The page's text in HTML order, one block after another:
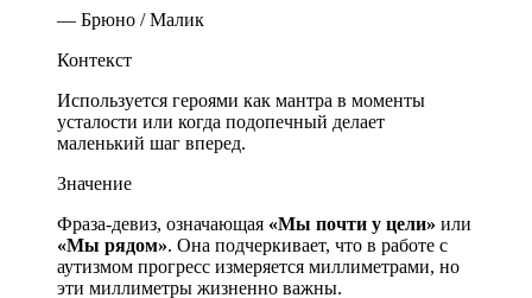
— Брюно / Малик
Контекст
Используется героями как мантра в моменты
усталости или когда подопечный делает
маленький шаг вперед.
Значение
Фраза-девиз, означающая «Мы почти у цели» или
«Мы рядом». Она подчеркивает, что в работе с
аутизмом прогресс измеряется миллиметрами, но
эти миллиметры жизненно важны.